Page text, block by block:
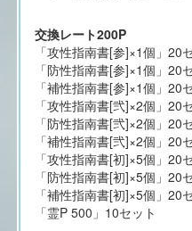
交換レート200P
「攻性指南書[参]×1個」20
「防性指南書[参]×1個」20
「補性指南書[参]×1個」20
「攻性指南書[弐]×2個」20
「防性指南書[弐]×2個」20
「補性指南書[弐]×2個」20
「攻性指南書[初]×5個」20
「防性指南書[初]×5個」20
「補性指南書[初]×5個」20
「霊P 500」10セット